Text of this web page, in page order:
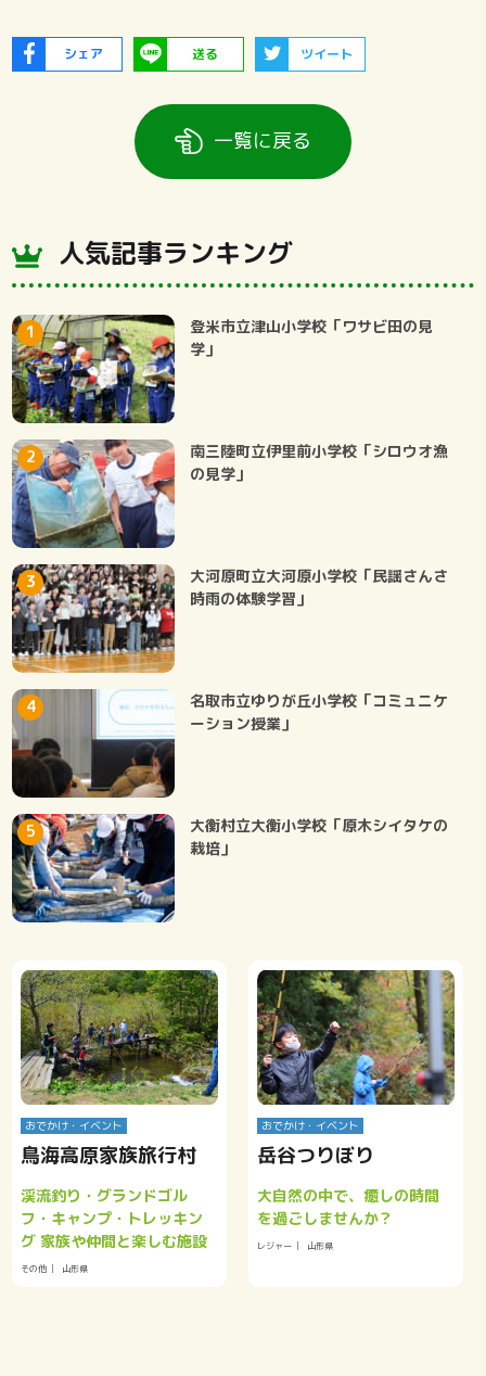
シェア 送る ツイート
一覧に戻る
人気記事ランキング
登米市立津山小学校「ワサビ田の見
学」
南三陸町立伊里前小学校「シロウオ漁
の見学」
大河原町立大河原小学校「民謡さんさ
時雨の体験学習」
名取市立ゆりが丘小学校「コミュニケ
ーション授業」
大衡村立大衡小学校「原木シイタケの
栽培」
おでかけ・イベント
鳥海高原家族旅行村
渓流釣り・グランドゴル
フ・キャンプ・トレッキン
グ 家族や仲間と楽しむ施設
その他 山形県
おでかけ・イベント
岳谷つりぼり
大自然の中で、癒しの時間
を過ごしませんか？
レジャー 山形県